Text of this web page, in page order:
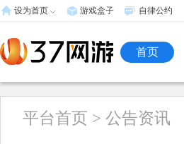
设为首页 游戏盒子 自律公约
首页
平台首页 > 公告资讯